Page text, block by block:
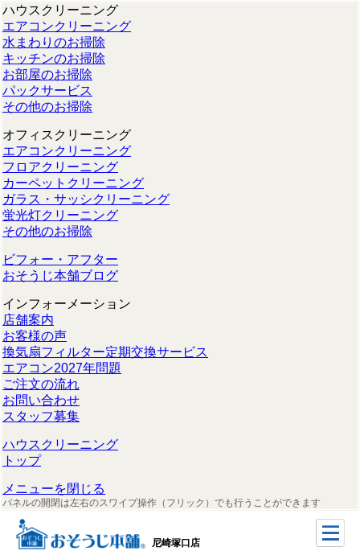
ハウスクリーニング
エアコンクリーニング
水まわりのお掃除
キッチンのお掃除
お部屋のお掃除
パックサービス
その他のお掃除
オフィスクリーニング
エアコンクリーニング
フロアクリーニング
カーペットクリーニング
ガラス・サッシクリーニング
蛍光灯クリーニング
その他のお掃除
ビフォー・アフター
おそうじ本舗ブログ
インフォーメーション
店舗案内
お客様の声
換気扇フィルター定期交換サービス
エアコン2027年問題
ご注文の流れ
お問い合わせ
スタッフ募集
ハウスクリーニング
トップ
メニューを閉じる
パネルの開閉は左右のスワイプ操作（フリック）でも行うことができます
尼崎塚口店